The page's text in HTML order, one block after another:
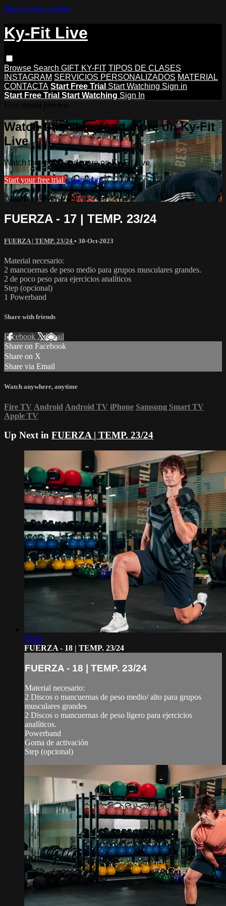
Skip to main content
Ky-Fit Live
Browse Search GIFT KY-FIT TIPOS DE CLASES
INSTAGRAM SERVICIOS PERSONALIZADOS MATERIAL
CONTACTA Start Free Trial Start Watching Sign in
Start Free Trial Start Watching Sign In
Watch this video and more on Ky-Fit
Live
Watch this video and more on Ky-Fit Live
Start your free trial Learn more
Already subscribed? Sign in
FUERZA - 17 | TEMP. 23/24
FUERZA | TEMP. 23/24 • 30-Oct-2023
Material necesario:
2 mancuernas de peso medio para grupos musculares grandes.
2 de poco peso para ejercicios analíticos
Step (opcional)
1 Powerband
Share with friends
Facebook XEmail
Share on Facebook
Share on X
Share via Email
Watch anywhere, anytime
Fire TV Android Android TV iPhone Samsung Smart TV
Apple TV
Up Next in FUERZA | TEMP. 23/24
55:05
FUERZA - 18 | TEMP. 23/24
FUERZA - 18 | TEMP. 23/24
Material necesario:
2 Discos o mancuernas de peso medio/ alto para grupos
musculares grandes
2 Discos o mancuernas de peso ligero para ejercicios
analíticos.
Powerband
Goma de activación
Step (opcional)